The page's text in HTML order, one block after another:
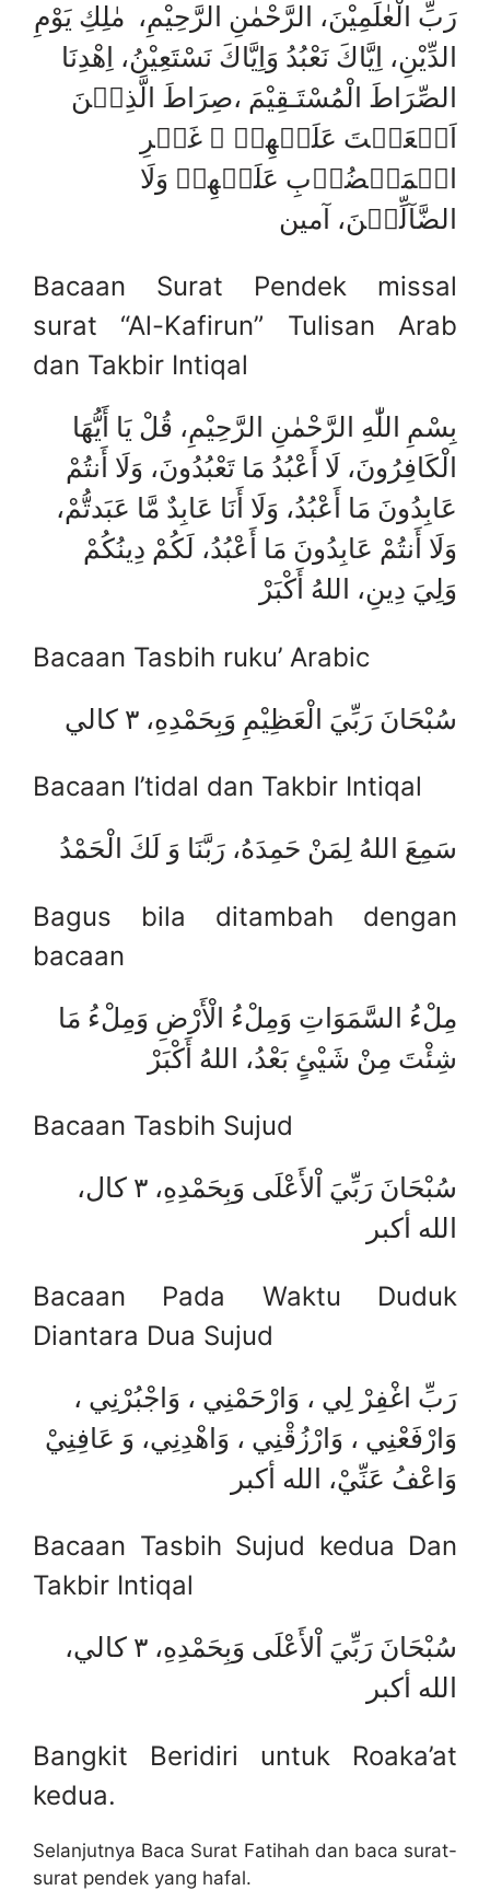
رَبِّ الْعٰلَمِيْنَ، الرَّحْمٰنِ الرَّحِيْمِ، مٰلِكِ يَوْمِ
الدِّيْنِ، اِيَّاكَ نَعْبُدُ وَاِيَّاكَ نَسْتَعِيْنُ، اِھْدِنَا
الصِّرَاطَ الْمُسْتَـقِيْمَ ،صِرَاطَ الَّذِيۡنَ
اَنۡعَمۡتَ عَلَيۡهِمۡ ۙ غَيۡرِ
الۡمَغۡضُوۡبِ عَلَيۡهِمۡ وَلَا
الضَّآلِّيۡنَ، آمين
Bacaan Surat Pendek missal
surat “Al-Kafirun” Tulisan Arab
dan Takbir Intiqal
بِسْمِ اللّٰهِ الرَّحْمٰنِ الرَّحِيْمِ، قُلْ يَا أَيُّهَا
الْكَافِرُونَ، لَا أَعْبُدُ مَا تَعْبُدُونَ، وَلَا أَنتُمْ
عَابِدُونَ مَا أَعْبُدُ، وَلَا أَنَا عَابِدٌ مَّا عَبَدتُّمْ،
وَلَا أَنتُمْ عَابِدُونَ مَا أَعْبُدُ، لَكُمْ دِينُكُمْ
وَلِيَ دِينِ، اللهُ أَكْبَرْ
Bacaan Tasbih ruku’ Arabic
سُبْحَانَ رَبِّيَ الْعَظِيْمِ وَبِحَمْدِهِ، ٣ كالي
Bacaan I’tidal dan Takbir Intiqal
سَمِعَ اللهُ لِمَنْ حَمِدَهُ، رَبَّنَا وَ لَكَ الْحَمْدُ
Bagus bila ditambah dengan
bacaan
مِلْءُ السَّمَوَاتِ وَمِلْءُ الْأَرْضِ وَمِلْءُ مَا
شِئْتَ مِنْ شَيْئٍ بَعْدُ، اللهُ أَكْبَرْ
Bacaan Tasbih Sujud
سُبْحَانَ رَبِّيَ اْلأَعْلَى وَبِحَمْدِهِ، ٣ كال،
الله أكبر
Bacaan Pada Waktu Duduk
Diantara Dua Sujud
رَبِّ اغْفِرْ لِي ، وَارْحَمْنِي ، وَاجْبُرْنِي ،
وَارْفَعْنِي ، وَارْزُقْنِي ، وَاهْدِنِي، وَ عَافِنِيْ
وَاعْفُ عَنِّيْ، الله أكبر
Bacaan Tasbih Sujud kedua Dan
Takbir Intiqal
سُبْحَانَ رَبِّيَ اْلأَعْلَى وَبِحَمْدِهِ، ٣ كالي،
الله أكبر
Bangkit Beridiri untuk Roaka’at
kedua.
Selanjutnya Baca Surat Fatihah dan baca surat-
surat pendek yang hafal.